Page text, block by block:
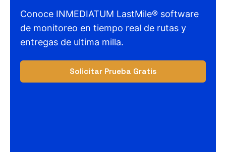
Conoce INMEDIATUM LastMile® software
de monitoreo en tiempo real de rutas y
entregas de ultima milla.
Solicitar Prueba Gratis